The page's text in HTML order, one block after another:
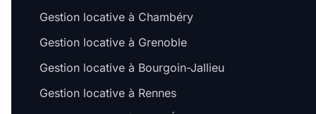
Gestion locative à Chambéry
Gestion locative à Grenoble
Gestion locative à Bourgoin-Jallieu
Gestion locative à Rennes